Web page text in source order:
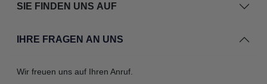
SIE FINDEN UNS AUF
IHRE FRAGEN AN UNS
Wir freuen uns auf Ihren Anruf.